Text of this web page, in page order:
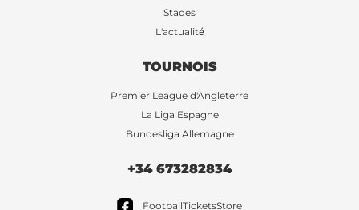
Stades
L'actualité
TOURNOIS
Premier League d'Angleterre
La Liga Espagne
Bundesliga Allemagne
+34 673282834
FootballTicketsStore